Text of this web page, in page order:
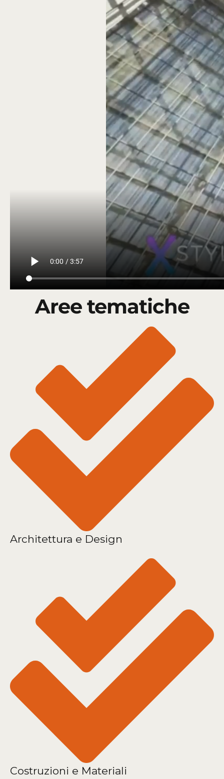
Aree tematiche
Architettura e Design
Costruzioni e Materiali